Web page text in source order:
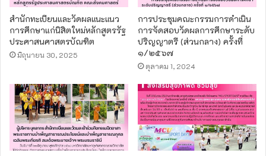
สำนักทะเบียนและวัดผลแนะแนว
การศึกษาแก่นิสิตใหม่หลักสูตรรัฐ
ประศาสนศาสตรบัณฑิต
มิถุนายน 30, 2025
การประชุมคณะกรรมการดำเนิน
การจัดสอบวัดผลการศึกษาระดับ
ปริญญาตรี (ส่วนกลาง) ครั้งที่
๑/๒๕๖๗
ตุลาคม 1, 2024